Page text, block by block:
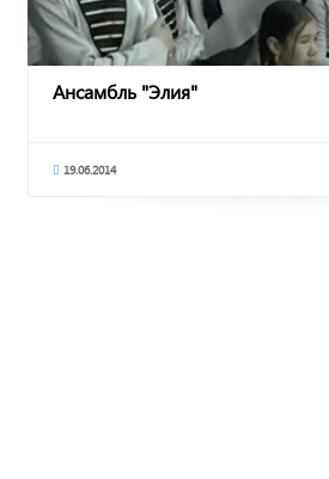
Ансамбль "Элия"
19.06.2014